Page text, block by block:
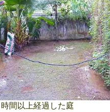
間以上経過した庭